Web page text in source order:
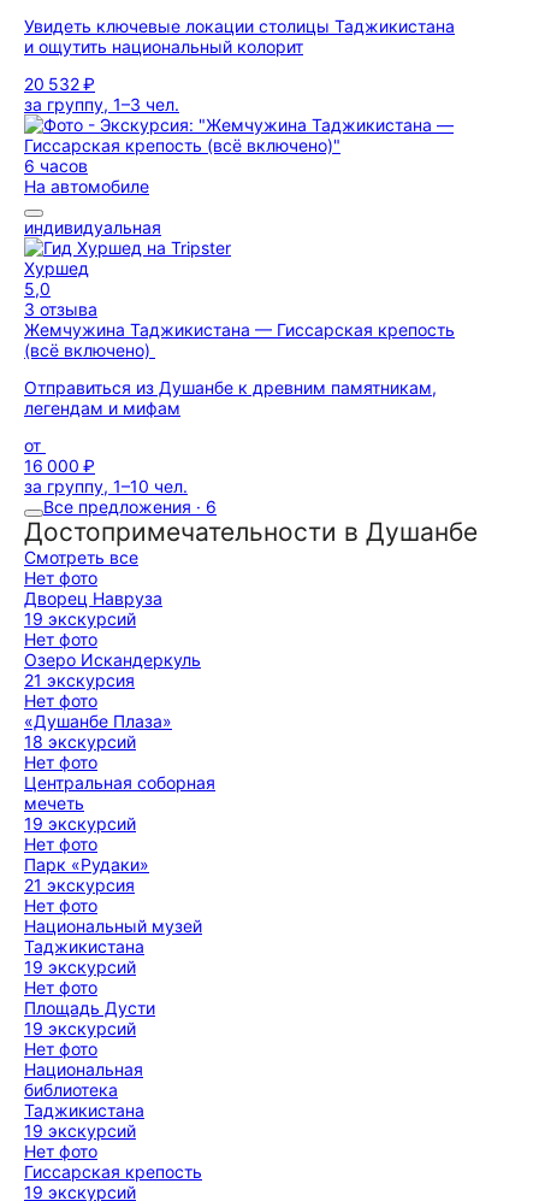
Увидеть ключевые локации столицы Таджикистана
и ощутить национальный колорит
20 532 ₽
за группу, 1–3 чел.
6 часов
На автомобиле
индивидуальная
Хуршед
5,0
3 отзыва
Жемчужина Таджикистана — Гиссарская крепость
(всё включено)
Отправиться из Душанбе к древним памятникам,
легендам и мифам
от
16 000 ₽
за группу, 1–10 чел.
Все предложения · 6
Достопримечательности в Душанбе
Смотреть все
Нет фото
Дворец Навруза
19 экскурсий
Нет фото
Озеро Искандеркуль
21 экскурсия
Нет фото
«Душанбе Плаза»
18 экскурсий
Нет фото
Центральная соборная
мечеть
19 экскурсий
Нет фото
Парк «Рудаки»
21 экскурсия
Нет фото
Национальный музей
Таджикистана
19 экскурсий
Нет фото
Площадь Дусти
19 экскурсий
Нет фото
Национальная
библиотека
Таджикистана
19 экскурсий
Нет фото
Гиссарская крепость
19 экскурсий